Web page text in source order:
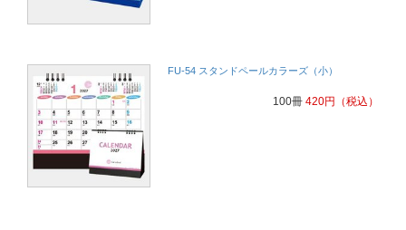
FU-54 スタンドペールカラーズ（小）
100冊 420円 （税込）